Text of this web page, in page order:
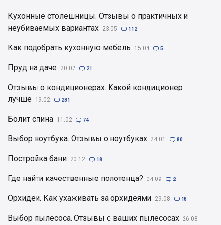
Кухонные столешницы. Отзывы о практичных и
неубиваемых вариантах 23.05  112
Как подобрать кухонную мебель 15.04  5
Пруд на даче 20.02  21
Отзывы о кондиционерах. Какой кондиционер
лучше 19.02  281
Болит спина 11.02  74
Выбор ноутбука. Отзывы о ноутбуках 24.01  80
Постройка бани 20.12  18
Где найти качественные полотенца? 04.09  2
Орхидеи. Как ухаживать за орхидеями 29.08  18
Выбор пылесоса. Отзывы о ваших пылесосах 26.08